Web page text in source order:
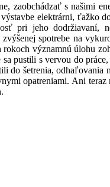
zaobchádzať s našimi
elektrárni,
pri jeho
spotrebe na
významnú úlohu
pustili s vervou do
do šetrenia,
opatreniami. Ani